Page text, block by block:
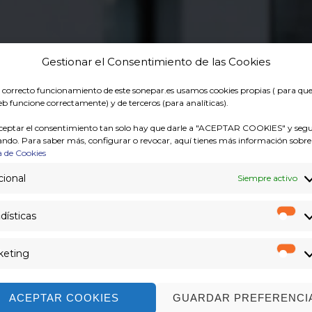
Gestionar el Consentimiento de las Cookies
correcto funcionamiento de este sonepar.es usamos cookies propias ( para que
funcione correctamente) y de terceros (para analíticas).
el consentimiento tan solo hay que darle a "ACEPTAR COOKIES" y
Para saber más, configurar o revocar, aquí tienes más información sobre
de Cookies
Siempre activo
ACEPTAR COOKIES GUARDAR
Haz clic para aceptar cookies de
marketing y permitir este contenido